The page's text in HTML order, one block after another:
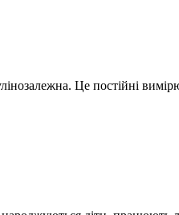
Це постійні